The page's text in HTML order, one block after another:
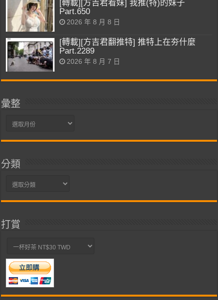
[轉載][方吉君看妹] 我推(特)的妹子
Part.650
2026 年 8 月 8 日
[轉載][方吉君翻推特] 推特上在夯什麼
Part.2289
2026 年 8 月 7 日
彙整
彙
分類
分
打賞